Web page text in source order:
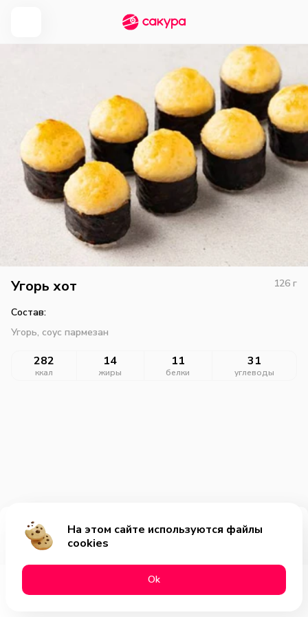
Угорь хот 126 г
Состав:
Угорь, соус пармезан
282
ккал
14
жиры
11
белки
31
углеводы
Добавить за 399₽
На этом сайте используются файлы
cookies
Оk